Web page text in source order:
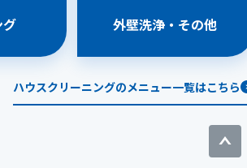
グ 外壁洗浄・その他
ハウスクリーニングのメニュー一覧はこちら